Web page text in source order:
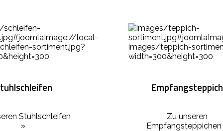
Stuhlschleifen
»
Empfangsteppich
Zu unseren
Empfangsteppichen